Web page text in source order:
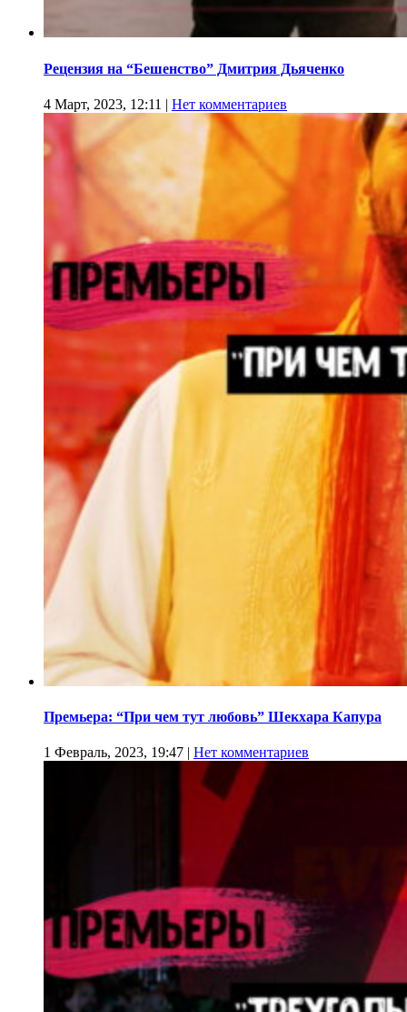
Рецензия на “Бешенство” Дмитрия Дьяченко
4 Март, 2023, 12:11 | Нет комментариев
Премьера: “При чем тут любовь” Шекхара Капура
1 Февраль, 2023, 19:47 | Нет комментариев